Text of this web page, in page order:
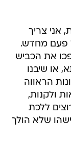
אני צריך
פעם מחדש.
את הכביש
או שיבנו
הראווה
ולקנות,
ללכת
שלא הולך